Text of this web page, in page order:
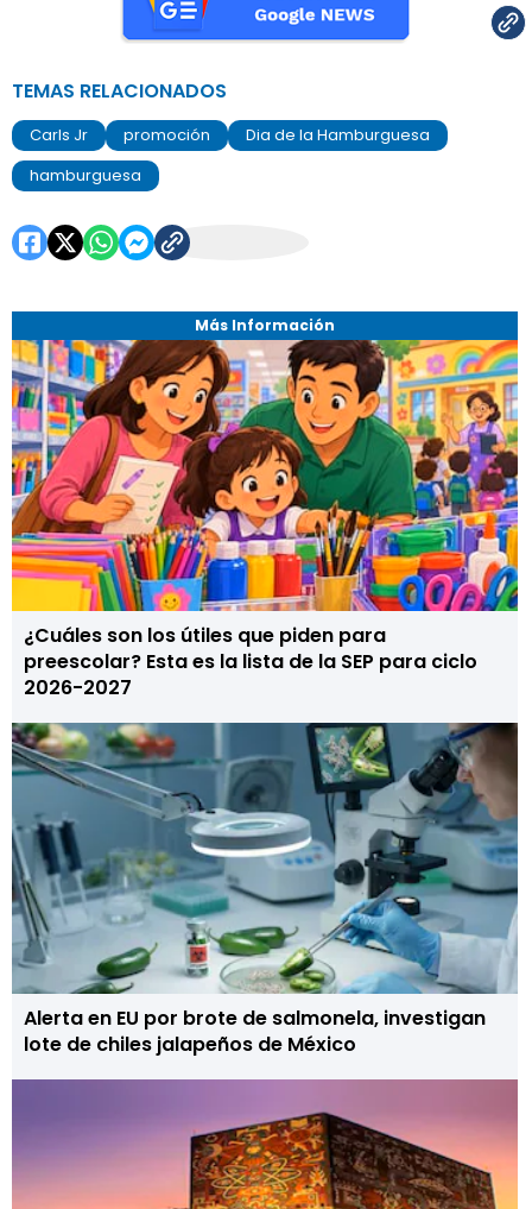
Más Información
¿Cuáles son los útiles que piden para
preescolar? Esta es la lista de la SEP para ciclo
2026-2027
Alerta en EU por brote de salmonela, investigan
lote de chiles jalapeños de México
TEMAS RELACIONADOS
Carls Jr promoción
Dia de la Hamburguesa
hamburguesa